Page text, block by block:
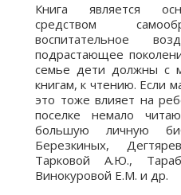
Книга является
средством
воспитательное
подрастающее
семье дети должны с
книгам, к чтению. Если
это тоже влияет на
поселке немало
большую личную
Березкиных,
Тарковой А.Ю.,
Винокуровой Е.М. и др.